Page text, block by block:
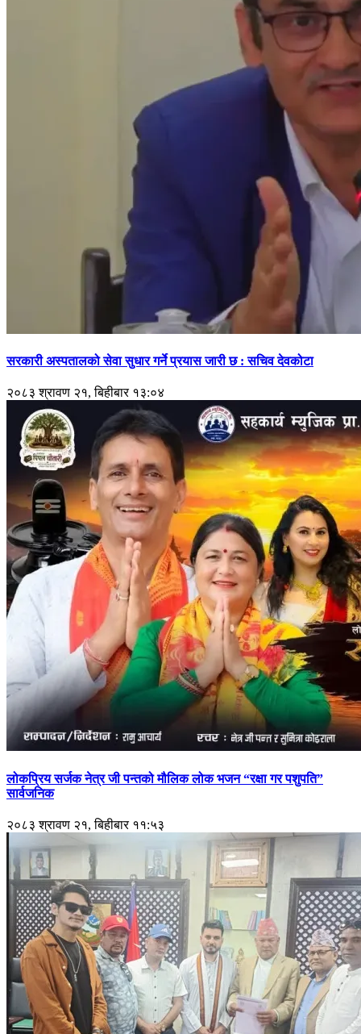
सरकारी अस्पतालको सेवा सुधार गर्ने प्रयास जारी छ : सचिव देवकोटा
२०८३ श्रावण २१, बिहीबार १३:०४
लोकप्रिय सर्जक नेत्र जी पन्तको मौलिक लोक भजन “रक्षा गर पशुपति”
सार्वजनिक
२०८३ श्रावण २१, बिहीबार ११:५३